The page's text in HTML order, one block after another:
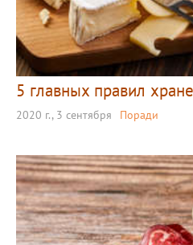
5 главных правил
2020 г., 3 сентября Поради